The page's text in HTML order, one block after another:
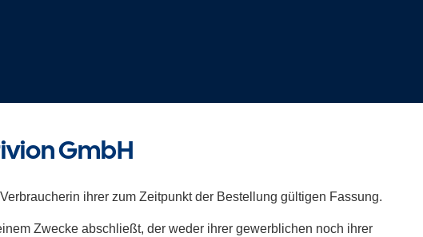
GmbH
ihrer zum Zeitpunkt der Bestellung gültigen Fassung.
Zwecke abschließt, der weder ihrer gewerblichen noch ihrer